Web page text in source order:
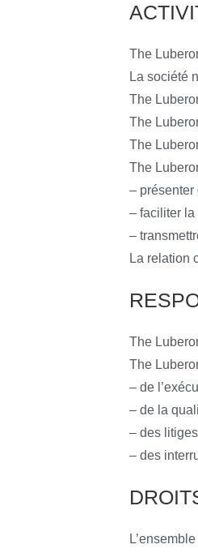
The
La société
The
The
The
The
– présenter
– faciliter la
–
La relation
The
The
– de
– de la
– des
– des